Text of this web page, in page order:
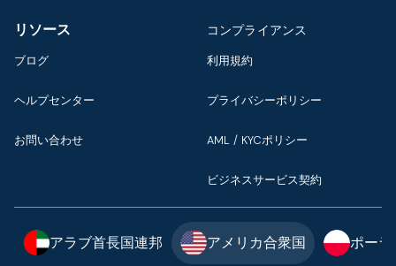
リソース
ブログ
ヘルプセンター
お問い合わせ
コンプライアンス
利用規約
プライバシーポリシー
AML / KYCポリシー
ビジネスサービス契約
アラブ首長国連邦 アメリカ合衆国 ポーラ